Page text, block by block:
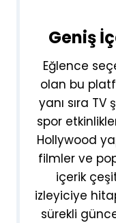
Geniş
Eğlence
olan bu
yanı sıra TV
spor
Hollywood
filmler ve
içerik
izleyiciye
sürekli